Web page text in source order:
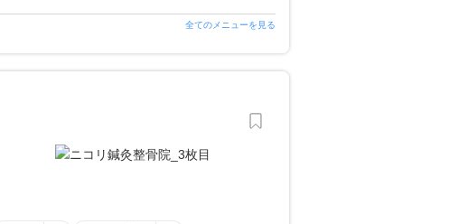
全てのメニューを見る